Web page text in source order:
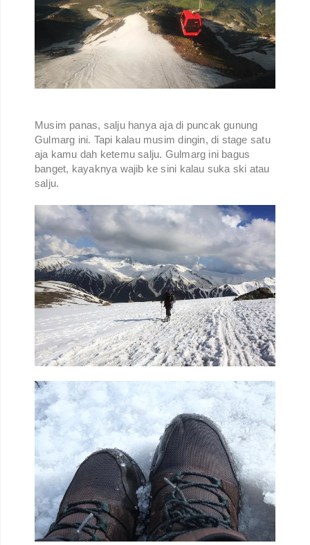
Musim panas, salju hanya aja di puncak gunung
Gulmarg ini. Tapi kalau musim dingin, di stage satu
aja kamu dah ketemu salju. Gulmarg ini bagus
banget, kayaknya wajib ke sini kalau suka ski atau
salju.